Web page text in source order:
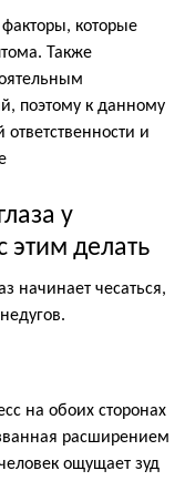
которые
Также
поэтому к данному
и
у
этим делать
начинает чесаться,
на обоих сторонах
расширением
ощущает зуд